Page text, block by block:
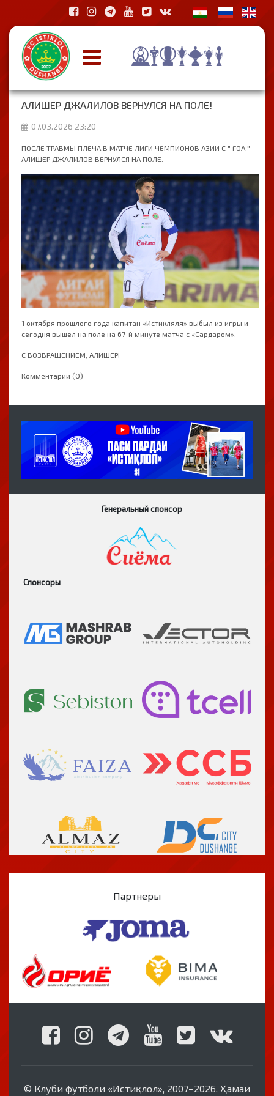
АЛИШЕР ДЖАЛИЛОВ ВЕРНУЛСЯ НА ПОЛЕ!
07.03.2026 23:20
ПОСЛЕ ТРАВМЫ ПЛЕЧА В МАТЧЕ ЛИГИ ЧЕМПИОНОВ АЗИИ С " ГОА "
АЛИШЕР ДЖАЛИЛОВ ВЕРНУЛСЯ НА ПОЛЕ.
1 октября прошлого года капитан «Истикляля» выбыл из игры и
сегодня вышел на поле на 67-й минуте матча с «Сардаром».
С ВОЗВРАЩЕНИЕМ, АЛИШЕР!
Комментарии (0)
Генеральный спонсор
Спонсоры
Партнеры
© Клуби футболи «Истиқлол», 2007–2026. Ҳамаи